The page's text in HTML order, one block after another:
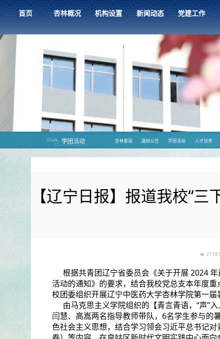
首页 杏林概况 机构设置 新闻动态 党建工作
学团活动 杏林要闻 通知公告 学团活动 人才培养
【辽宁日报】报道我校“
根据共青团辽宁省委员会《关于开展 2024
活动的通知》的要求，结合我校党总支本年度
校团委组织开展辽宁中医药大学杏林学院第一
由马克思主义学院组织的【青言青语，“声
闫慧、高嵩两名指导教师带队，6名学生参与的
色社会主义思想，结合学习领会习近平总书记